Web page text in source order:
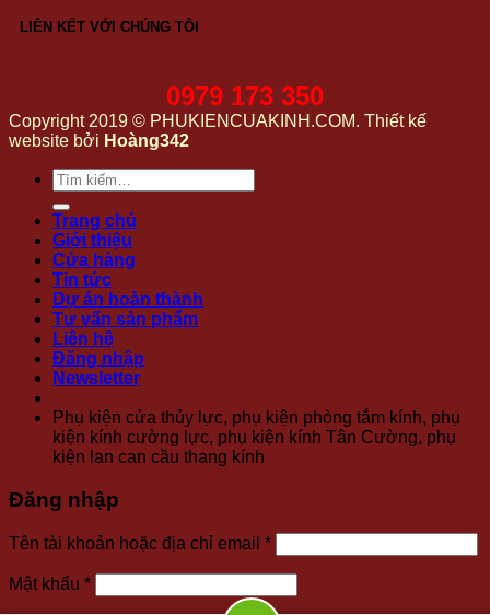
LIÊN KẾT VỚI CHÚNG TÔI
0979 173 350
Copyright 2019 © PHUKIENCUAKINH.COM. Thiết kế
website bởi Hoàng342
Tìm
kiếm:
Trang chủ
Giới thiệu
Cửa hàng
Tin tức
Dự án hoàn thành
Tư vấn sản phẩm
Liên hệ
Đăng nhập
Newsletter
Phụ kiện cửa thủy lực, phụ kiện phòng tắm kính, phụ
kiện kính cường lực, phụ kiện kính Tân Cường, phụ
kiện lan can cầu thang kính
Đăng nhập
Tên tài khoản hoặc địa chỉ email *Bắt
buộc
Mật khẩu *Bắt
buộc